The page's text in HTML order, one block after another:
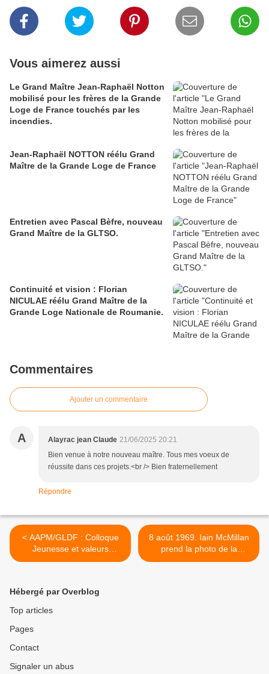
Vous aimerez aussi
Le Grand Maître Jean-Raphaël Notton
mobilisé pour les frères de la Grande
Loge de France touchés par les
incendies.
Jean-Raphaël NOTTON réélu Grand
Maître de la Grande Loge de France
Entretien avec Pascal Bèfre, nouveau
Grand Maître de la GLTSO.
Continuité et vision : Florian
NICULAE réélu Grand Maître de la
Grande Loge Nationale de Roumanie.
Commentaires
Ajouter un commentaire
A Alayrac jean Claude 21/06/2025 20:21
Bien venue à notre nouveau maître. Tous mes voeux de
réussite dans ces projets.<br /> Bien fraternellement
Répondre
< AAPM/GLDF : Colloque
Jeunesse et valeurs
européennes à Marseille le
Festival des Heures Bleues.
8 août 1969. Iain McMillan
prend la photo de la
pochette d'Abbey Road, le
Hébergé par Overblog
Top articles
Pages
Contact
Signaler un abus